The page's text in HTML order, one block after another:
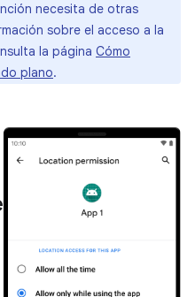
necesita de otras
sobre el acceso a la
la página Cómo
plano.